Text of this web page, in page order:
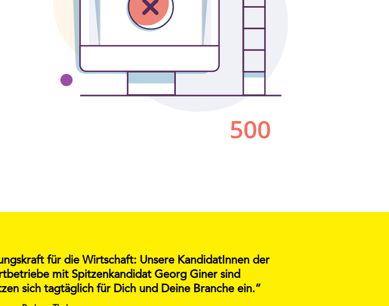
für die Wirtschaft: Unsere KandidatInnen der
mit Spitzenkandidat Georg Giner sind
sich tagtäglich für Dich und Deine Branche ein.“